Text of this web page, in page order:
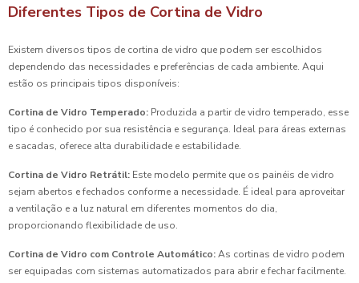
Diferentes Tipos de Cortina de Vidro
Existem diversos tipos de cortina de vidro que podem ser escolhidos
dependendo das necessidades e preferências de cada ambiente. Aqui
estão os principais tipos disponíveis:
Cortina de Vidro Temperado: Produzida a partir de vidro temperado, esse
tipo é conhecido por sua resistência e segurança. Ideal para áreas externas
e sacadas, oferece alta durabilidade e estabilidade.
Cortina de Vidro Retrátil: Este modelo permite que os painéis de vidro
sejam abertos e fechados conforme a necessidade. É ideal para aproveitar
a ventilação e a luz natural em diferentes momentos do dia,
proporcionando flexibilidade de uso.
Cortina de Vidro com Controle Automático:As cortinas de vidro podem
ser equipadas com sistemas automatizados para abrir e fechar facilmente.